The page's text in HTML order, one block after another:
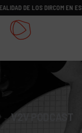
LOS DIRCOM EN ESPAÑA
V2V PODCAST